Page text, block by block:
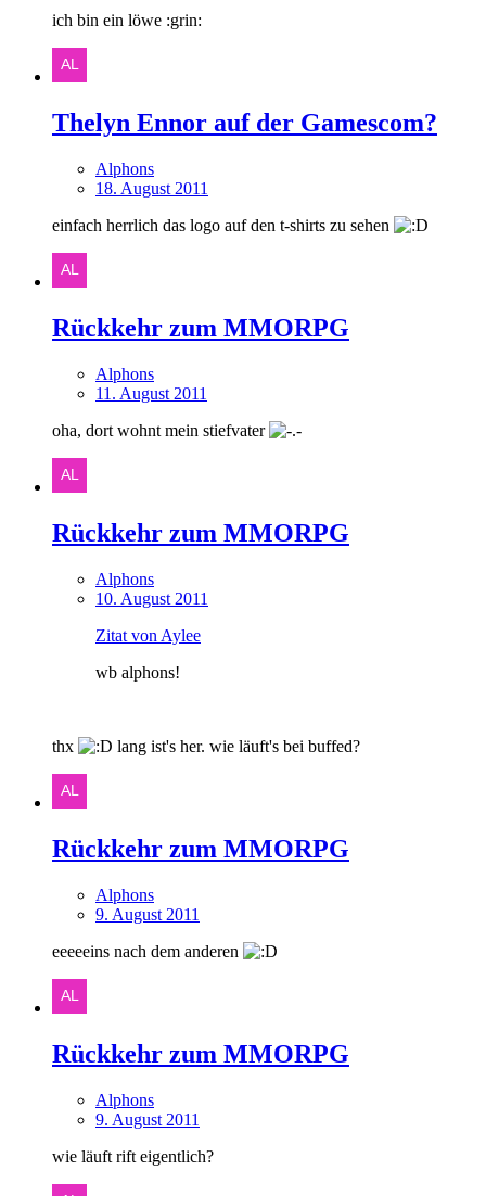
ich bin ein löwe :grin:
Thelyn Ennor auf der Gamescom?
Alphons
18. August 2011
einfach herrlich das logo auf den t-shirts zu sehen
Rückkehr zum MMORPG
Alphons
11. August 2011
oha, dort wohnt mein stiefvater
Rückkehr zum MMORPG
Alphons
10. August 2011
Zitat von Aylee
wb alphons!
thx lang ist's her. wie läuft's bei buffed?
Rückkehr zum MMORPG
Alphons
9. August 2011
eeeeeins nach dem anderen
Rückkehr zum MMORPG
Alphons
9. August 2011
wie läuft rift eigentlich?